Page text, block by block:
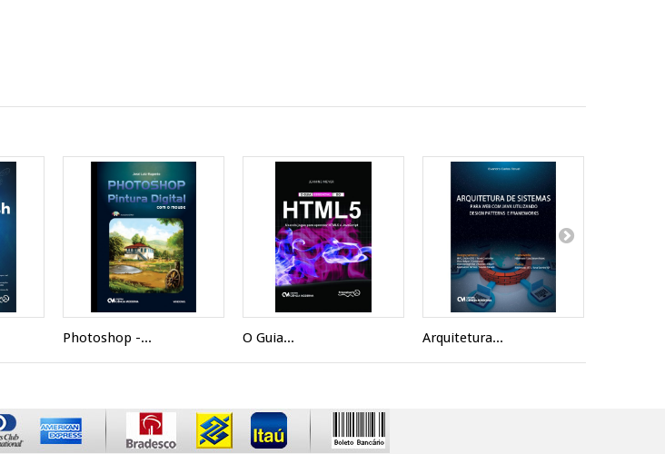
Photoshop -... O Guia... Arquitetura...